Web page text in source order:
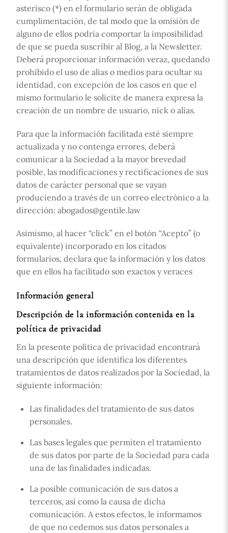
asterisco (*) en el formulario serán de obligada
cumplimentación, de tal modo que la omisión de
alguno de ellos podría comportar la imposibilidad
de que se pueda suscribir al Blog, a la Newsletter.
Deberá proporcionar información veraz, quedando
prohibido el uso de alias o medios para ocultar su
identidad, con excepción de los casos en que el
mismo formulario le solicite de manera expresa la
creación de un nombre de usuario, nick o alias.
Para que la información facilitada esté siempre
actualizada y no contenga errores, deberá
comunicar a la Sociedad a la mayor brevedad
posible, las modificaciones y rectificaciones de sus
datos de carácter personal que se vayan
produciendo a través de un correo electrónico a la
dirección: abogados@gentile.law
Asimismo, al hacer “click” en el botón “Acepto” (o
equivalente) incorporado en los citados
formularios, declara que la información y los datos
que en ellos ha facilitado son exactos y veraces
Información general
Descripción de la información contenida en la
política de privacidad
En la presente política de privacidad encontrará
una descripción que identifica los diferentes
tratamientos de datos realizados por la Sociedad, la
siguiente información:
Las finalidades del tratamiento de sus datos
personales.
Las bases legales que permiten el tratamiento
de sus datos por parte de la Sociedad para cada
una de las finalidades indicadas.
La posible comunicación de sus datos a
terceros, así como la causa de dicha
comunicación. A estos efectos, le informamos
de que no cedemos sus datos personales a